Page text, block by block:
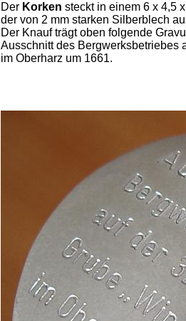
Der Korken steckt in einem 6 x 4,5
der von 2 mm starken Silberblech
Der Knauf trägt oben folgende
Ausschnitt des Bergwerksbetriebes
im Oberharz um 1661.